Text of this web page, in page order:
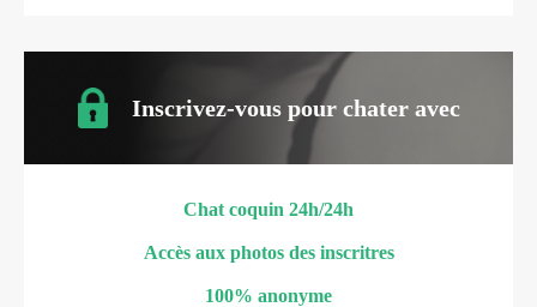
Inscrivez-vous pour chater avec
Chat coquin 24h/24h
Accès aux photos des inscritres
100% anonyme